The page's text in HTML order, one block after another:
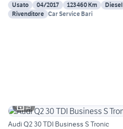
Usato
04/2017 123460 Km Diesel
Rivenditore Car Service Bari
15
Audi Q2 30 TDI Business S Tronic